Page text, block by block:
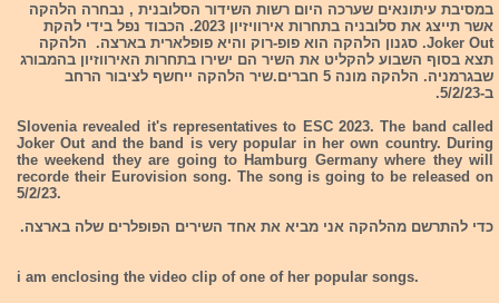
במסיבת עיתונאים שערכה היום רשות השידור הסלובנית , נבחרה הלהקה
אשר תייצג את סלובניה בתחרות אירוויזיון 2023. הכבוד נפל בידי להקת
Joker Out. סגנון הלהקה הוא פופ-רוק והיא פופלארית בארצה. הלהקה
תצא בסוף השבוע להקליט את השיר הם ישירו בתחרות האירווזיון בהמבורג
שבגרמניה. הלהקה מונה 5 חברים.שיר הלהקה ייחשף לציבור הרחב
ב-5/2/23.
Slovenia revealed it's representatives to ESC 2023. The band called
Joker Out and the band is very popular in her own country. During
the weekend they are going to Hamburg Germany where they will
recorde their Eurovision song. The song is going to be released on
5/2/23.
כדי להתרשם מהלהקה אני מביא את אחד השירים הפופלרים שלה בארצה.
i am enclosing the video clip of one of her popular songs.